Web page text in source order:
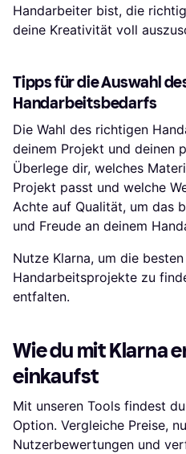
Handarbeiter bist, die
deine Kreativität voll
Tipps für die Auswahl
Handarbeitsbedarfs
Die Wahl des richtigen
deinem Projekt und deinen
Überlege dir, welches
Projekt passt und welche
Achte auf Qualität, um das
und Freude an deinem
Nutze Klarna, um die
Handarbeitsprojekte zu
entfalten.
Wie du mit Klarna
einkaufst
Mit unseren Tools findest
Option. Vergleiche Preise,
Nutzerbewertungen und